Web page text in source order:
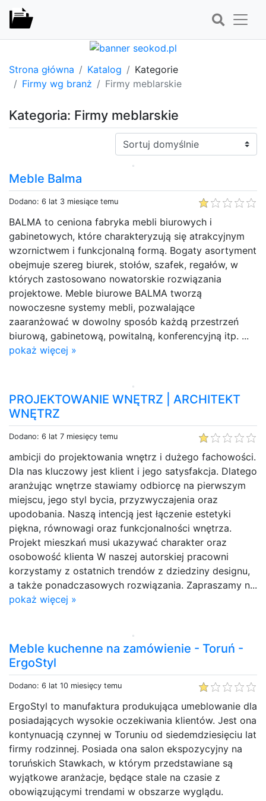
Strona główna Katalog
Kategorie
Firmy wg branż
Firmy meblarskie
Kategoria: Firmy meblarskie
Sortuj:
Meble Balma
Dodano: 6 lat 3 miesiące temu
BALMA to ceniona fabryka mebli biurowych i
gabinetowych, które charakteryzują się atrakcyjnym
wzornictwem i funkcjonalną formą. Bogaty asortyment
obejmuje szereg biurek, stołów, szafek, regałów, w
których zastosowano nowatorskie rozwiązania
projektowe. Meble biurowe BALMA tworzą
nowoczesne systemy mebli, pozwalające
zaaranżować w dowolny sposób każdą przestrzeń
biurową, gabinetową, powitalną, konferencyjną itp. ...
pokaż więcej »
PROJEKTOWANIE WNĘTRZ | ARCHITEKT
WNĘTRZ
Dodano: 6 lat 7 miesięcy temu
ambicji do projektowania wnętrz i dużego fachowości.
Dla nas kluczowy jest klient i jego satysfakcja. Dlatego
aranżując wnętrze stawiamy odbiorcę na pierwszym
miejscu, jego styl bycia, przyzwyczajenia oraz
upodobania. Naszą intencją jest łączenie estetyki
piękna, równowagi oraz funkcjonalności wnętrza.
Projekt mieszkań musi ukazywać charakter oraz
osobowość klienta W naszej autorskiej pracowni
korzystamy z ostatnich trendów z dziedziny designu,
a także ponadczasowych rozwiązania. Zapraszamy n...
pokaż więcej »
Meble kuchenne na zamówienie - Toruń -
ErgoStyl
Dodano: 6 lat 10 miesięcy temu
ErgoStyl to manufaktura produkująca umeblowanie dla
posiadających wysokie oczekiwania klientów. Jest ona
kontynuacją czynnej w Toruniu od siedemdziesięciu lat
firmy rodzinnej. Posiada ona salon ekspozycyjny na
toruńskich Stawkach, w którym przedstawiane są
wyjątkowe aranżacje, będące stale na czasie z
obowiązującymi trendami w obszarze wyglądu.